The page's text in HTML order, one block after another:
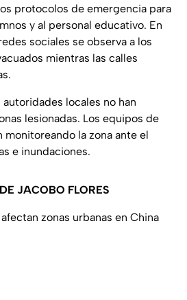
protocolos de emergencia para
y al personal educativo. En
sociales se observa a los
mientras las calles
locales no han
lesionadas. Los equipos de
la zona ante el
e inundaciones.
JACOBO FLORES
zonas urbanas en China